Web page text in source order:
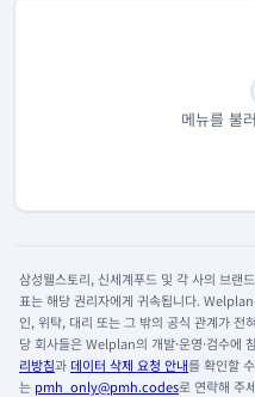
메뉴를 불
삼성웰스토리, 신세계푸드 및 각 사의 브랜
표는 해당 권리자에게 귀속됩니다.
인, 위탁, 대리 또는 그 밖의 공식 관계가 전
당 회사들은 Welplan의 개발·운영·검수에
리방침과데이터 삭제 요청 안내를 확인할
는 pmh_only@pmh.codes로 연락해 주